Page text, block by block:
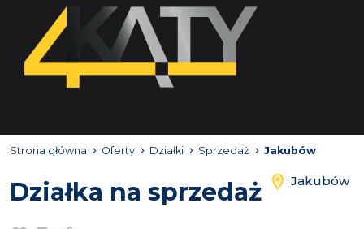
Strona główna Oferty Działki Sprzedaż Jakubów
Działka na sprzedaż Jakubów